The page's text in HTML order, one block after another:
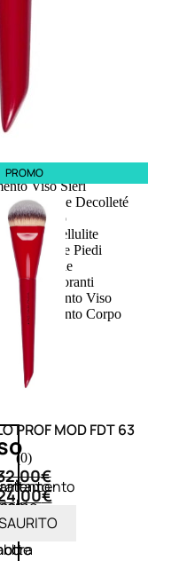
Viso Antieta
Viso Giorno
Viso Notte
Viso 24 Ore
Viso Bb E Cc
Viso Occhi
Viso Detergenza
Viso Labbra
Viso Sieri
Collo e Decolleté
Corpo
Anticellulite
Mani e Piedi
Unghie
Deodoranti
Trattamento Viso
Trattamento Corpo
PROMO
PROF MOD FDT 63
(0)
€
€